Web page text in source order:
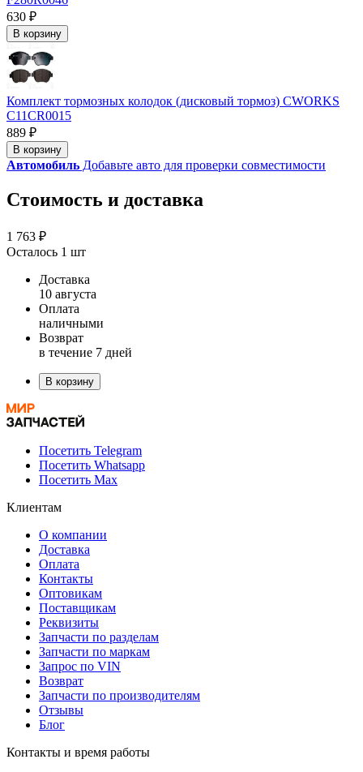
630 ₽
В корзину
Комплект тормозных колодок (дисковый тормоз) CWORKS
C11CR0015
889 ₽
В корзину
Автомобиль Добавьте авто для проверки совместимости
Стоимость и доставка
1 763 ₽
Осталось 1 шт
Доставка
10 августа
Оплата
наличными
Возврат
в течение 7 дней
В корзину
Посетить Telegram
Посетить Whatsapp
Посетить Max
Клиентам
О компании
Доставка
Оплата
Контакты
Оптовикам
Поставщикам
Реквизиты
Запчасти по разделам
Запчасти по маркам
Запрос по VIN
Возврат
Запчасти по производителям
Отзывы
Блог
Контакты и время работы